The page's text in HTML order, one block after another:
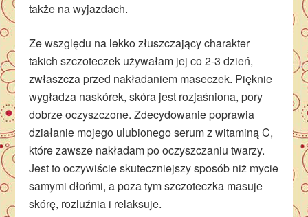
także na wyjazdach.
Ze wszględu na lekko złuszczający charakter
takich szczoteczek używałam jej co 2-3 dzień,
zwłaszcza przed nakładaniem maseczek. Pięknie
wygładza naskórek, skóra jest rozjaśniona, pory
dobrze oczyszczone. Zdecydowanie poprawia
działanie mojego ulubionego serum z witaminą C,
które zawsze nakładam po oczyszczaniu twarzy.
Jest to oczywiście skuteczniejszy sposób niż mycie
samymi dłońmi, a poza tym szczoteczka masuje
skórę, rozluźnia i relaksuje.